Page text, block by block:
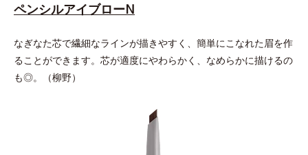
ペンシルアイブローN
なぎなた芯で繊細なラインが描きやすく、簡単にこなれた眉を作
ることができます。芯が適度にやわらかく、なめらかに描けるの
も◎。（柳野）